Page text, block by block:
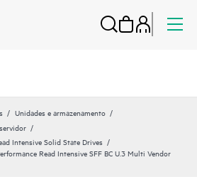
Unidades e armazenamento
Intensive Solid State Drives
Read Intensive SFF BC U.3 Multi Vendor